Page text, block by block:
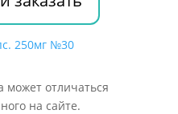
отличаться
на сайте.